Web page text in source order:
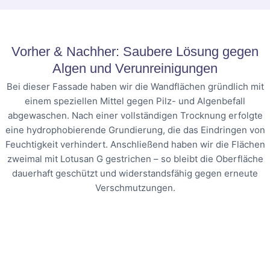
Vorher & Nachher: Saubere Lösung gegen
Algen und Verunreinigungen
Bei dieser Fassade haben wir die Wandflächen gründlich mit
einem speziellen Mittel gegen Pilz- und Algenbefall
abgewaschen. Nach einer vollständigen Trocknung erfolgte
eine hydrophobierende Grundierung, die das Eindringen von
Feuchtigkeit verhindert. Anschließend haben wir die Flächen
zweimal mit Lotusan G gestrichen – so bleibt die Oberfläche
dauerhaft geschützt und widerstandsfähig gegen erneute
Verschmutzungen.